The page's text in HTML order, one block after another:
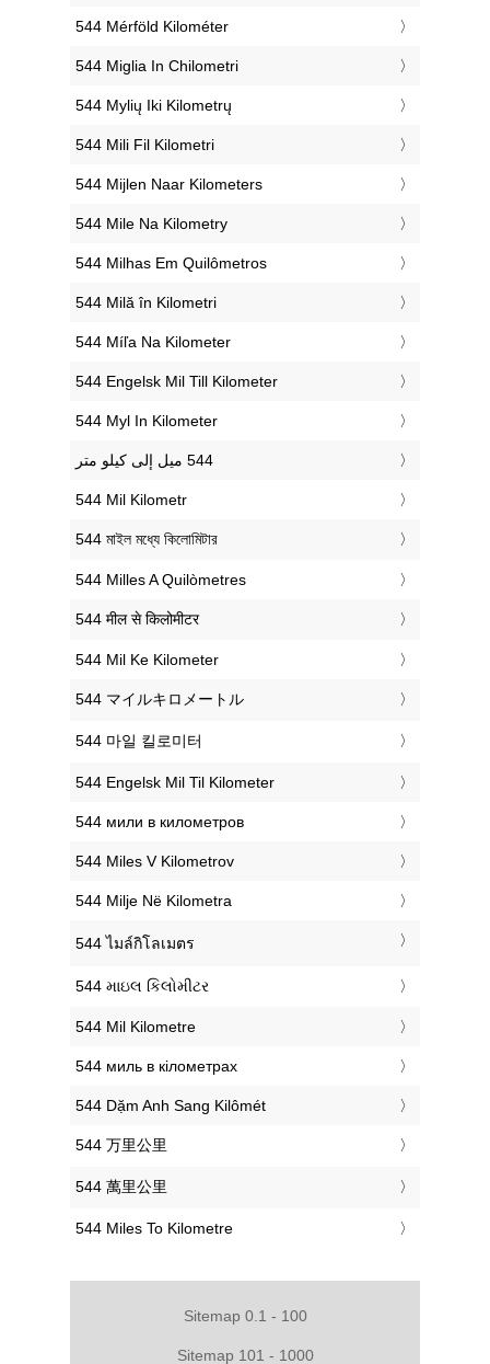
‎544 Mérföld Kilométer
‎544 Miglia In Chilometri
‎544 Mylių Iki Kilometrų
‎544 Mili Fil Kilometri
‎544 Mijlen Naar Kilometers
‎544 Mile Na Kilometry
‎544 Milhas Em Quilômetros
‎544 Milă în Kilometri
‎544 Míľa Na Kilometer
‎544 Engelsk Mil Till Kilometer
‎544 Myl In Kilometer
‎544 Mil Kilometr
‎544 মাইল মধ্যে কিলোমিটার
‎544 Milles A Quilòmetres
‎544 मील से किलोमीटर
‎544 Mil Ke Kilometer
‎544 マイルキロメートル
‎544 마일 킬로미터
‎544 Engelsk Mil Til Kilometer
‎544 мили в километров
‎544 Miles V Kilometrov
‎544 Milje Në Kilometra
‎544 ไมล์กิโลเมตร
‎544 માઇલ કિલોમીટર
‎544 Mil Kilometre
‎544 миль в кілометрах
‎544 Dặm Anh Sang Kilômét
‎544 万里公里
‎544 萬里公里
‎544 Miles To Kilometre
Sitemap 0.1 - 100
Sitemap 101 - 1000